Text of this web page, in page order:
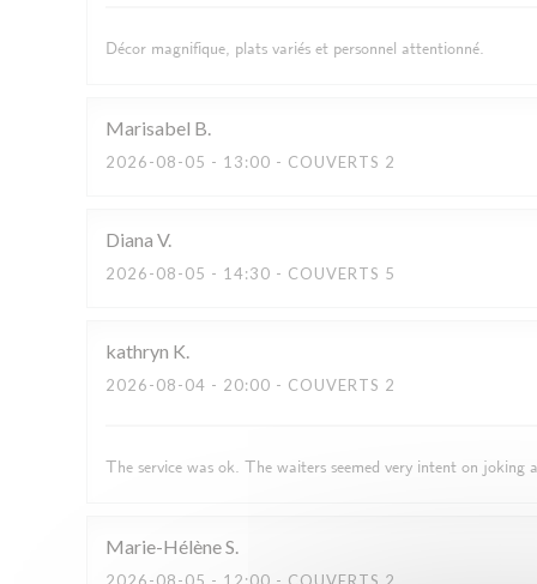
Décor magnifique, plats variés et personnel attentionné.
Marisabel B
2026-08-05 - 13:00 - COUVERTS 2
Diana V
2026-08-05 - 14:30 - COUVERTS 5
kathryn K
2026-08-04 - 20:00 - COUVERTS 2
The service was ok. The waiters seemed very intent on joking
Marie-HélèneS